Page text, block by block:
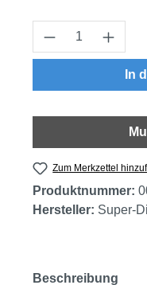
Produkt
In
Zum Merkzettel
Produktnummer:
Hersteller: Super-
Beschreibung